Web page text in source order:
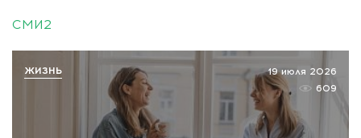
СМИ2
19 июля 2026
609
ЖИЗНЬ